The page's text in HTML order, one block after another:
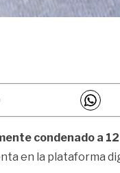
condenado a
en la plataforma